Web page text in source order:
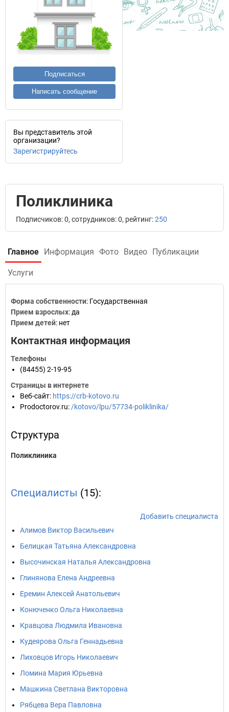
Подписаться
Написать сообщение
Вы представитель этой
организации?
Зарегистрируйтесь
Поликлиника
Подписчиков: 0, сотрудников: 0, рейтинг:250
Главное Информация Фото Видео Публикации
Услуги
Форма собственности: Государственная
Прием взрослых: да
Прием детей: нет
Контактная информация
Телефоны
(84455) 2-19-95
Страницы в интернете
Веб-сайт: https://crb-kotovo.ru
Prodoctorov.ru: /kotovo/lpu/57734-poliklinika/
Структура
Поликлиника
Специалисты (15):
Добавить специалиста
Алимов Виктор Васильевич
Белицкая Татьяна Александровна
Высочинская Наталья Александровна
Глинянова Елена Андреевна
Еремин Алексей Анатольевич
Конюченко Ольга Николаевна
Кравцова Людмила Ивановна
Кудеярова Ольга Геннадьевна
Лиховцов Игорь Николаевич
Ломина Мария Юрьевна
Машкина Светлана Викторовна
Рябцева Вера Павловна